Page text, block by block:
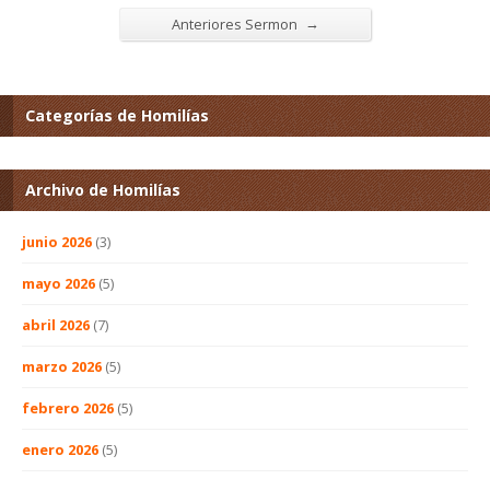
Anteriores Sermon →
Categorías de Homilías
Archivo de Homilías
junio 2026 (3)
mayo 2026 (5)
abril 2026 (7)
marzo 2026 (5)
febrero 2026 (5)
enero 2026 (5)